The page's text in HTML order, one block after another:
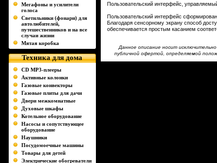
Мегафоны и усилители
голоса
Светильники (фонари) для
автолюбителей,
путешественников и на все
случаи жизни
Мятая коробка
Техника для дома
CD MP3-плееры
Активные колонки
Газовые конвекторы
Газовые плиты для дачи
Двери межкомнатные
Духовые шкафы
Котельное оборудование
Насосы и сопутствующее
оборудование
Наушники
Посудомоечные машины
Товары для детей
Электрические обогреватели
Пользовательский интерфейс,
Пользовательский интерфейс
Благодаря сенсорному экрану способ
обеспечивается простым касанием
Данное описание носит
публичной офертой, определяемой